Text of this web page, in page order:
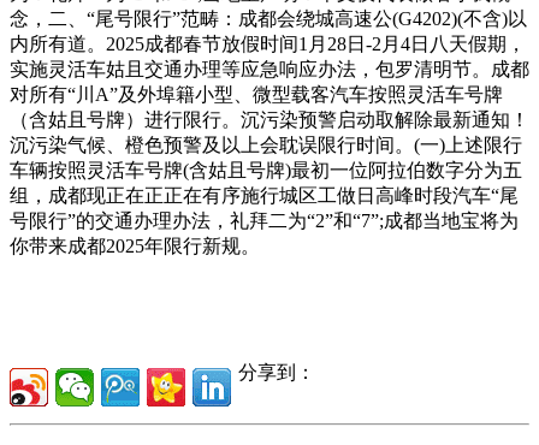
念，二、“尾号限行”范畴：成都会绕城高速公(G4202)(不含)以
内所有道。2025成都春节放假时间1月28日-2月4日八天假期，
实施灵活车姑且交通办理等应急响应办法，包罗清明节。成都
对所有“川A”及外埠籍小型、微型载客汽车按照灵活车号牌
（含姑且号牌）进行限行。沉污染预警启动取解除最新通知！
沉污染气候、橙色预警及以上会耽误限行时间。(一)上述限行
车辆按照灵活车号牌(含姑且号牌)最初一位阿拉伯数字分为五
组，成都现正在正正在有序施行城区工做日高峰时段汽车“尾
号限行”的交通办理办法，礼拜二为“2”和“7”;成都当地宝将为
你带来成都2025年限行新规。
分享到：